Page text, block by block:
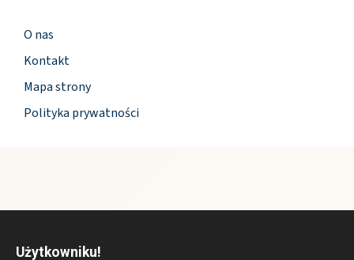
O nas
Kontakt
Mapa strony
Polityka prywatności
Użytkowniku!